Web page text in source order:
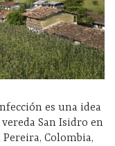
es una idea
San Isidro en
Colombia,